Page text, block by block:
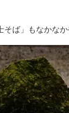
ば」もなかなか